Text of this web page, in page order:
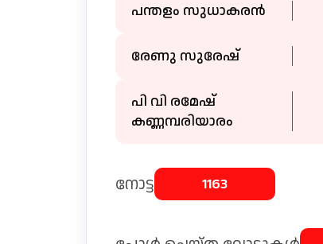
പന്തളം സുധാകരൻ
രേണു സുരേഷ്
പി വി രമേഷ്
കണ്ണമ്പരിയാരം
നോട്ട 1163